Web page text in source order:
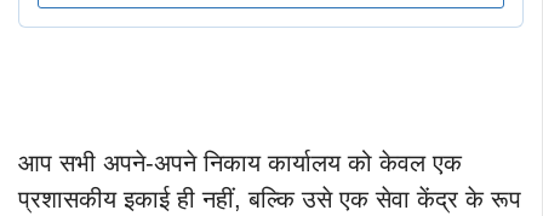
आप सभी अपने-अपने निकाय कार्यालय को केवल एक
प्रशासकीय इकाई ही नहीं, बल्कि उसे एक सेवा केंद्र के रूप